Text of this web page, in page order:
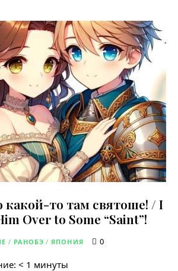
какой-то там святоше! / I
Over to Some “Saint”!
/ РАНОБЭ / ЯПОНИЯ 0
< 1 минуты